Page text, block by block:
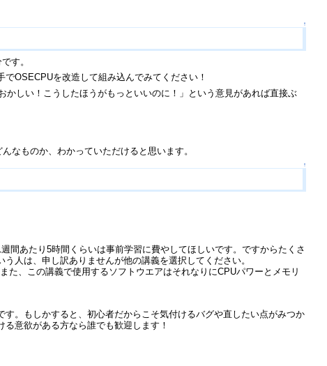
↑
す。
OSECPUを改造して組み込んでみてください！
しい！こうしたほうがもっといいのに！」という意見があれば直接ぶ
なものか、わかっていただけると思います。
↑
間あたり5時間くらいは事前学習に費やしてほしいです。ですからたくさ
人は、申し訳ありませんが他の講義を選択してください。
、この講義で使用するソフトウエアはそれなりにCPUパワーとメモリ
。もしかすると、初心者だからこそ気付けるバグや直したい点がみつか
意欲がある方なら誰でも歓迎します！